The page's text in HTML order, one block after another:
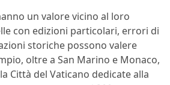
un valore vicino al loro
con edizioni particolari, errori di
storiche possono valere
oltre a San Marino e Monaco,
Città del Vaticano dedicate alla